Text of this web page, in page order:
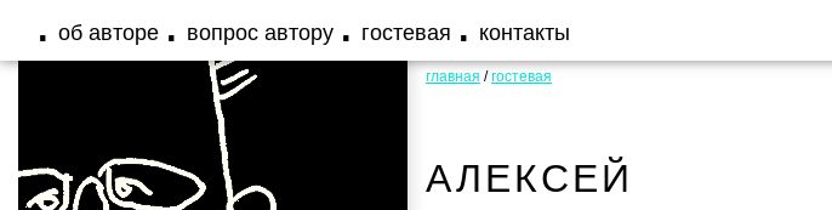
об авторе вопрос автору гостевая контакты
главная / гостевая
АЛЕКСЕЙ